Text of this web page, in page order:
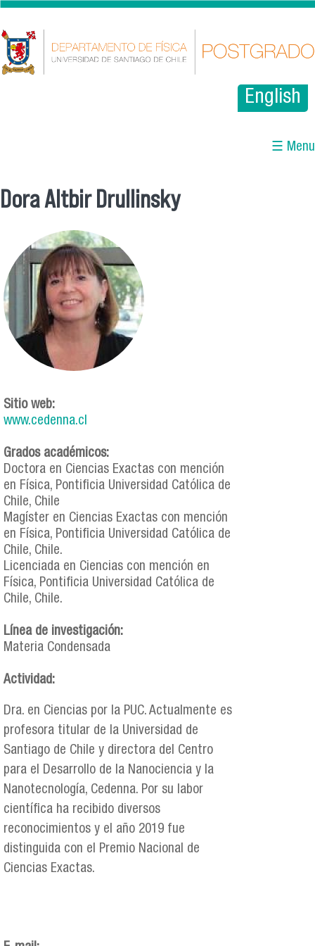
Pasar al contenido principal
English
☰ Menu
Se encuentra usted aquí
Dora Altbir Drullinsky
Sitio web:
www.cedenna.cl
Grados académicos:
Doctora en Ciencias Exactas con mención
en Física, Pontificia Universidad Católica de
Chile, Chile
Magíster en Ciencias Exactas con mención
en Física, Pontificia Universidad Católica de
Chile, Chile.
Licenciada en Ciencias con mención en
Física, Pontificia Universidad Católica de
Chile, Chile.
Línea de investigación:
Materia Condensada
Actividad:
Dra. en Ciencias por la PUC. Actualmente es
profesora titular de la Universidad de
Santiago de Chile y directora del Centro
para el Desarrollo de la Nanociencia y la
Nanotecnología, Cedenna. Por su labor
científica ha recibido diversos
reconocimientos y el año 2019 fue
distinguida con el Premio Nacional de
Ciencias Exactas.